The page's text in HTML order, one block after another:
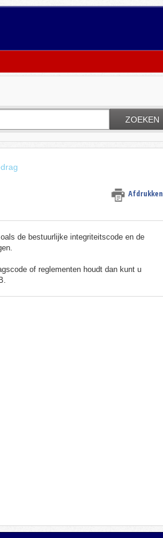
ZOEKEN
Afdrukken
de bestuurlijke integriteitscode en de
of reglementen houdt dan kunt u